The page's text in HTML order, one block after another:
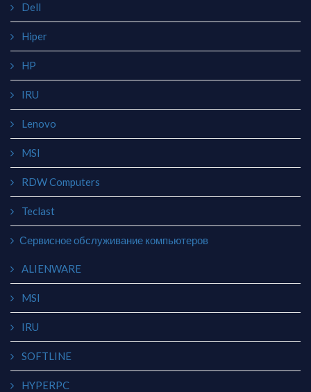
Dell
Hiper
HP
IRU
Lenovo
MSI
RDW Computers
Teclast
Сервисное обслуживание компьютеров
ALIENWARE
MSI
IRU
SOFTLINE
HYPERPC